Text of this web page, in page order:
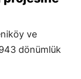
ve
dönümlük